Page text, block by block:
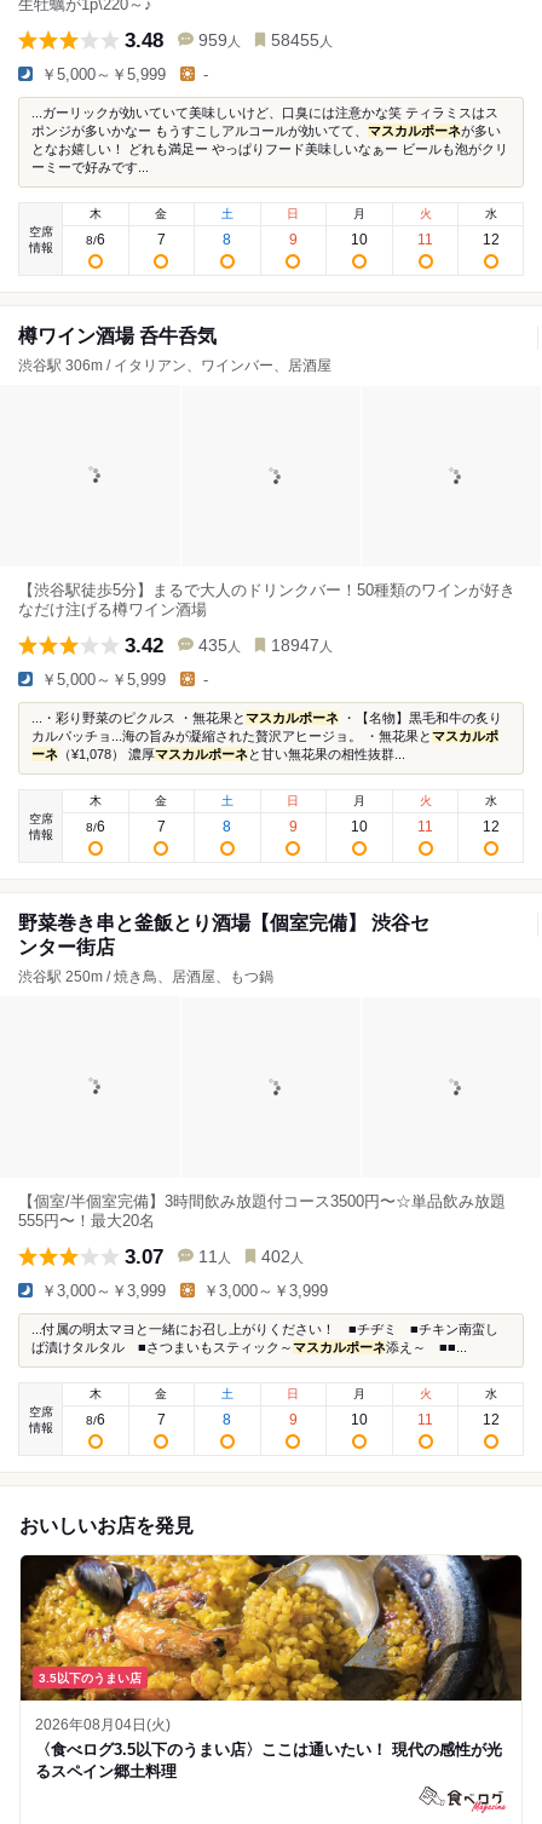
生牡蠣が1p\220～♪
3.48 959 人 58455 人
￥5,000～￥5,999 -
...ガーリックが効いていて美味しいけど、口臭には注意かな笑 ティラミスはス
ポンジが多いかなー もうすこしアルコールが効いてて、 マスカルポーネが多い
となお嬉しい！ どれも満足ー やっぱりフード美味しいなぁー ビールも泡がクリ
ーミーで好みです...
空席
情報
木
8/6
金
7
土
8
日
9
月
10
火
11
水
12
樽ワイン酒場 呑牛呑気
渋谷駅 306m / イタリアン、ワインバー、居酒屋
【渋谷駅徒歩5分】まるで大人のドリンクバー！50種類のワインが好き
なだけ注げる樽ワイン酒場
3.42 435 人 18947 人
￥5,000～￥5,999 -
...・彩り野菜のピクルス ・無花果とマスカルポーネ ・【名物】黒毛和牛の炙り
カルパッチョ...海の旨みが凝縮された贅沢アヒージョ。 ・無花果とマスカルポ
ーネ （¥1,078） 濃厚マスカルポーネと甘い無花果の相性抜群...
空席
情報
木
8/6
金
7
土
8
日
9
月
10
火
11
水
12
野菜巻き串と釜飯とり酒場【個室完備】 渋谷セ
ンター街店
渋谷駅 250m / 焼き鳥、居酒屋、もつ鍋
【個室/半個室完備】3時間飲み放題付コース3500円〜☆単品飲み放題
555円〜！最大20名
3.07 11 人 402 人
￥3,000～￥3,999 ￥3,000～￥3,999
...付属の明太マヨと一緒にお召し上がりください！ ■チヂミ ■チキン南蛮し
ば漬けタルタル ■さつまいもスティック～マスカルポーネ添え～ ■■...
空席
情報
木
8/6
金
7
土
8
日
9
月
10
火
11
水
12
おいしいお店を発見
3.5以下のうまい店
2026年08月04日(火)
〈食べログ3.5以下のうまい店〉ここは通いたい！ 現代の感性が光
るスペイン郷土料理